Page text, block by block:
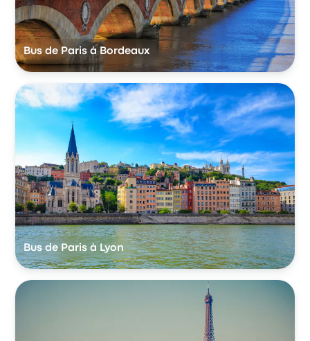
Bus de Paris à Bordeaux
Bus de Paris à Lyon